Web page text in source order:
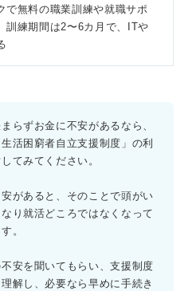
で無料の職業訓練や就職サポ
訓練期間は2〜6カ月で、ITや
らずお金に不安があるなら、
活困窮者自立支援制度」の利
てみてください。
があると、そのことで頭がい
り就活どころではなくなって
。
安を聞いてもらい、支援制度
解し、必要なら早めに手続き